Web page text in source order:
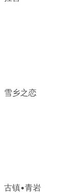
雪乡之恋
古镇•青岩